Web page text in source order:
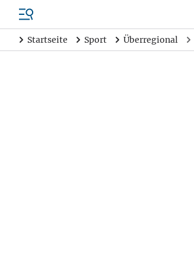
Startseite Sport Überregional